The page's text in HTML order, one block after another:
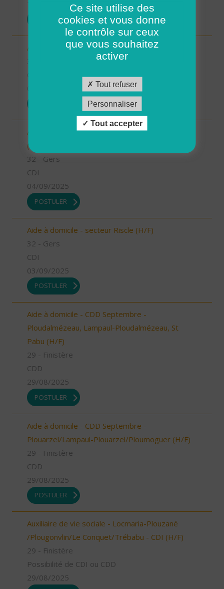
POSTULER
Aide à domicile - secteur Beaumarchès (H/F)
Auxiliaire de vie sociale - secteur L'Isle Jourdain
(H/F)
32 - Gers
CDI
04/09/2025
POSTULER
Aide à domicile - secteur Riscle (H/F)
32 - Gers
CDI
03/09/2025
POSTULER
Aide à domicile - CDD Septembre -
Ploudalmézeau, Lampaul-Ploudalmézeau, St
Pabu (H/F)
29 - Finistère
CDD
29/08/2025
POSTULER
Aide à domicile - CDD Septembre -
Plouarzel/Lampaul-Plouarzel/Ploumoguer (H/F)
29 - Finistère
CDD
29/08/2025
POSTULER
Auxiliaire de vie sociale - Locmaria-Plouzané
/Plougonvlin/Le Conquet/Trébabu - CDI (H/F)
29 - Finistère
Possibilité de CDI ou CDD
29/08/2025
Ce site utilise des
cookies et vous donne
le contrôle sur ceux
que vous souhaitez
activer
Tout refuser
Personnaliser
Tout accepter